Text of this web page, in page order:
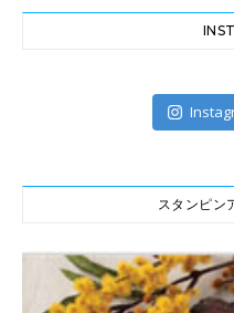
スタンピン